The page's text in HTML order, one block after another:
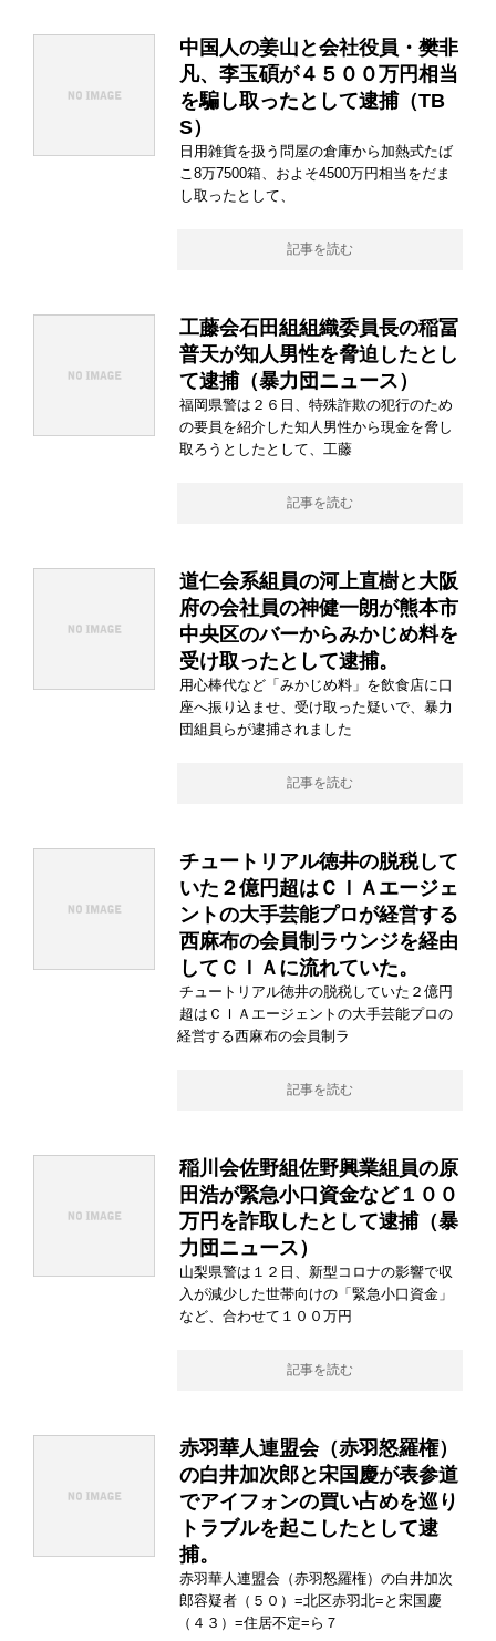
中国人の姜山と会社役員・樊非
凡、李玉碩が４５００万円相当
を騙し取ったとして逮捕（TB
S）
日用雑貨を扱う問屋の倉庫から加熱式たば
こ8万7500箱、およそ4500万円相当をだま
し取ったとして、
記事を読む
工藤会石田組組織委員長の稲冨
普天が知人男性を脅迫したとし
て逮捕（暴力団ニュース）
福岡県警は２６日、特殊詐欺の犯行のため
の要員を紹介した知人男性から現金を脅し
取ろうとしたとして、工藤
記事を読む
道仁会系組員の河上直樹と大阪
府の会社員の神健一朗が熊本市
中央区のバーからみかじめ料を
受け取ったとして逮捕。
用心棒代など「みかじめ料」を飲食店に口
座へ振り込ませ、受け取った疑いで、暴力
団組員らが逮捕されました
記事を読む
チュートリアル徳井の脱税して
いた２億円超はＣＩＡエージェ
ントの大手芸能プロが経営する
西麻布の会員制ラウンジを経由
してＣＩＡに流れていた。
チュートリアル徳井の脱税していた２億円
超はＣＩＡエージェントの大手芸能プロの
経営する西麻布の会員制ラ
記事を読む
稲川会佐野組佐野興業組員の原
田浩が緊急小口資金など１００
万円を詐取したとして逮捕（暴
力団ニュース）
山梨県警は１２日、新型コロナの影響で収
入が減少した世帯向けの「緊急小口資金」
など、合わせて１００万円
記事を読む
赤羽華人連盟会（赤羽怒羅権）
の白井加次郎と宋国慶が表参道
でアイフォンの買い占めを巡り
トラブルを起こしたとして逮
捕。
赤羽華人連盟会（赤羽怒羅権）の白井加次
郎容疑者（５０）=北区赤羽北=と宋国慶
（４３）=住居不定=ら７